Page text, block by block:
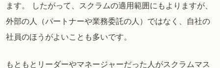
ます。 したがって、スクラムの適用範囲にもよりますが、
外部の人（パートナーや業務委託の人）ではなく、自社の
社員のほうがよいことも多いです。
もともとリーダーやマネージャーだった人がスクラムマス